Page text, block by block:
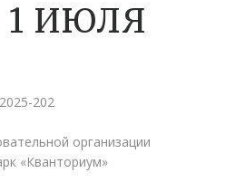
1 ИЮЛЯ
202
организации
«Кванториум»